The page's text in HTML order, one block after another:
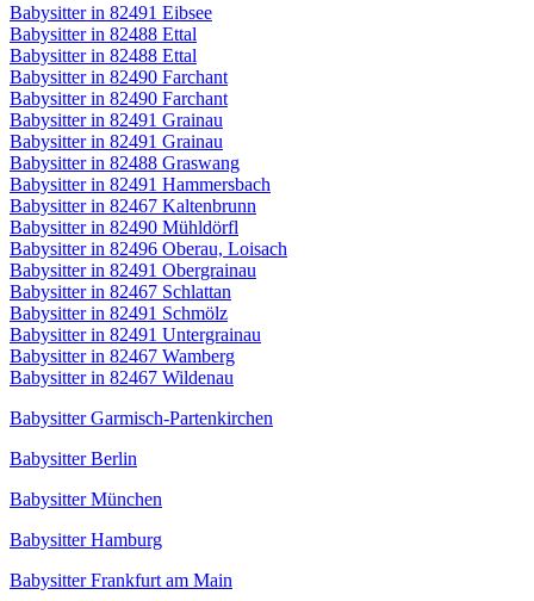
Babysitter in 82491 Eibsee
Babysitter in 82488 Ettal
Babysitter in 82488 Ettal
Babysitter in 82490 Farchant
Babysitter in 82490 Farchant
Babysitter in 82491 Grainau
Babysitter in 82491 Grainau
Babysitter in 82488 Graswang
Babysitter in 82491 Hammersbach
Babysitter in 82467 Kaltenbrunn
Babysitter in 82490 Mühldörfl
Babysitter in 82496 Oberau, Loisach
Babysitter in 82491 Obergrainau
Babysitter in 82467 Schlattan
Babysitter in 82491 Schmölz
Babysitter in 82491 Untergrainau
Babysitter in 82467 Wamberg
Babysitter in 82467 Wildenau
Babysitter Garmisch-Partenkirchen
Babysitter Berlin
Babysitter München
Babysitter Hamburg
Babysitter Frankfurt am Main